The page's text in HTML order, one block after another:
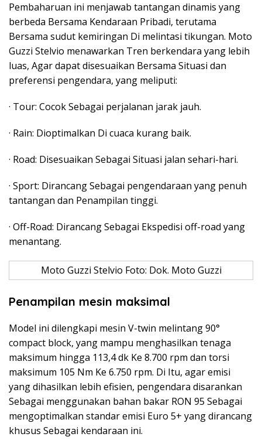
Pembaharuan ini menjawab tantangan dinamis yang
berbeda Bersama Kendaraan Pribadi, terutama
Bersama sudut kemiringan Di melintasi tikungan. Moto
Guzzi Stelvio menawarkan Tren berkendara yang lebih
luas, Agar dapat disesuaikan Bersama Situasi dan
preferensi pengendara, yang meliputi:
· Tour: Cocok Sebagai perjalanan jarak jauh.
· Rain: Dioptimalkan Di cuaca kurang baik.
· Road: Disesuaikan Sebagai Situasi jalan sehari-hari.
· Sport: Dirancang Sebagai pengendaraan yang penuh
tantangan dan Penampilan tinggi.
· Off-Road: Dirancang Sebagai Ekspedisi off-road yang
menantang.
Moto Guzzi Stelvio Foto: Dok. Moto Guzzi
Penampilan mesin maksimal
Model ini dilengkapi mesin V-twin melintang 90°
compact block, yang mampu menghasilkan tenaga
maksimum hingga 113,4 dk Ke 8.700 rpm dan torsi
maksimum 105 Nm Ke 6.750 rpm. Di Itu, agar emisi
yang dihasilkan lebih efisien, pengendara disarankan
Sebagai menggunakan bahan bakar RON 95 Sebagai
mengoptimalkan standar emisi Euro 5+ yang dirancang
khusus Sebagai kendaraan ini.